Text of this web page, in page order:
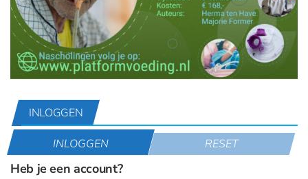
INLOGGEN
INLOGGEN RESET
Heb je een account?